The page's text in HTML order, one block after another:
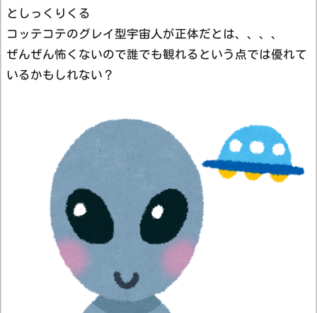
としっくりくる
コッテコテのグレイ型宇宙人が正体だとは、、、、
ぜんぜん怖くないので誰でも観れるという点では優れて
いるかもしれない？